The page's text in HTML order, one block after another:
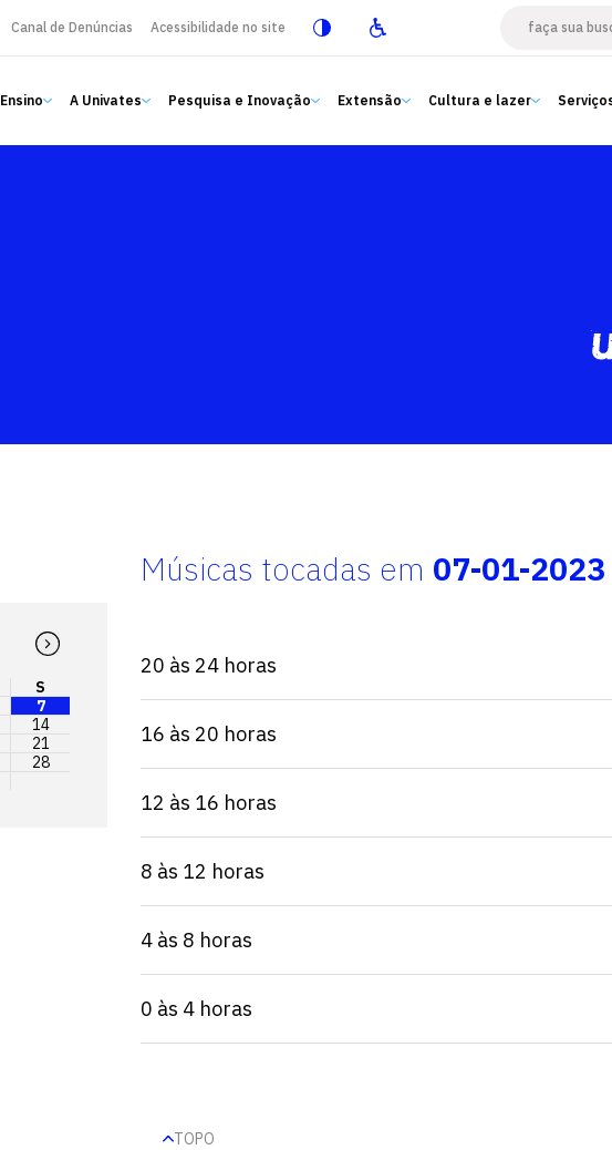
Canal de Denúncias Acessibilidade no site
Ensino A Univates Pesquisa e Inovação Extensão Cultura e lazer
Estude
Extensão
S
7
14
21
28
Músicas tocadas em 07-01-2023
20 às 24 horas
16 às 20 horas
12 às 16 horas
8 às 12 horas
4 às 8 horas
0 às 4 horas
TOPO